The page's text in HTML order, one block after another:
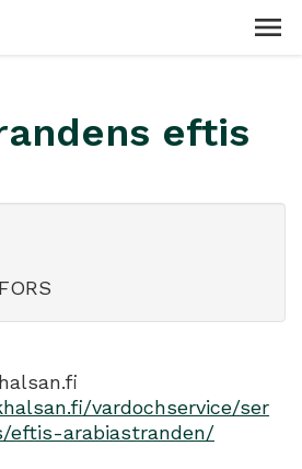
eftis
vardochservice/ser
eftis-arabiastranden/